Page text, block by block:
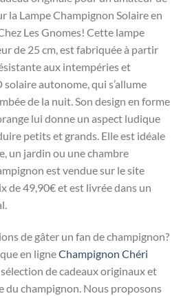
la Lampe Champignon Solaire en
Les Gnomes! Cette lampe
de 25 cm, est fabriquée à partir
aux intempéries et
solaire autonome, qui s’allume
de la nuit. Son design en forme
lui donne un aspect ludique
petits et grands. Elle est idéale
un jardin ou une chambre
est vendue sur le site
de 49,90€ et est livrée dans un
de gâter un fan de champignon?
en ligneChampignon Chéri
de cadeaux originaux et
du champignon. Nous proposons